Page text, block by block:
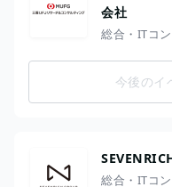
会社
総合・ITコ
今後のイ
総合・ITコ